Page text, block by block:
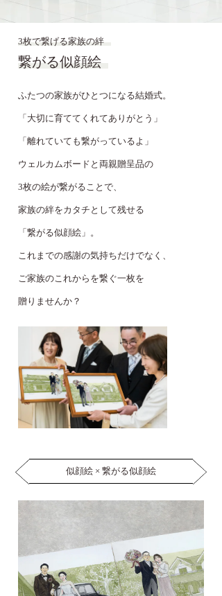
3枚で繋げる家族の絆
繋がる似顔絵
ふたつの家族がひとつになる結婚式。
「大切に育ててくれてありがとう」
「離れていても繋がっているよ」
ウェルカムボードと両親贈呈品の
3枚の絵が繋がることで、
家族の絆をカタチとして残せる
「繋がる似顔絵」。
これまでの感謝の気持ちだけでなく、
ご家族のこれからを繋ぐ一枚を
贈りませんか？
似顔絵 × 繋がる似顔絵